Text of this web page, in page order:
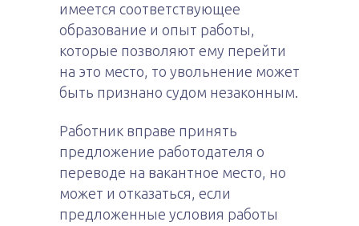
имеется соответствующее
образование и опыт работы,
которые позволяют ему перейти
на это место, то увольнение может
быть признано судом незаконным.
Работник вправе принять
предложение работодателя о
переводе на вакантное место, но
может и отказаться, если
предложенные условия работы